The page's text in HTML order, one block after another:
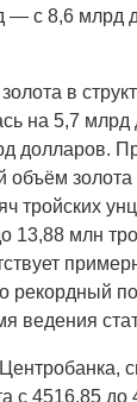
— с 8,6 млрд
в
на 5,7
долларов.
объём
тройских
13,88 млн
рекордный
ведения
с 4516,85 до